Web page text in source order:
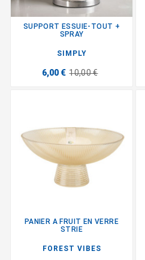
SUPPORT ESSUIE-TOUT +
SPRAY
SIMPLY
6,00 € 10,00 €
PANIER A FRUIT EN VERRE
STRIE
FOREST VIBES